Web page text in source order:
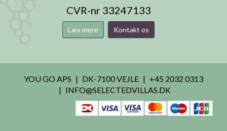
CVR-nr 33247133
Læs mere Kontakt os
YOU GO APS DK-7100 VEJLE
+45 2032 0313
INFO@SELECTEDVILLAS.DK